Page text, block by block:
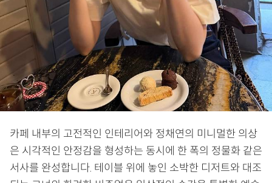
카페 내부의 고전적인 인테리어와 정채연의 미니멀한 의상
은 시각적인 안정감을 형성하는 동시에 한 폭의 정물화 같은
서사를 완성합니다. 테이블 위에 놓인 소박한 디저트와 대조